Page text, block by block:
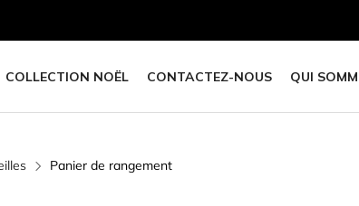
COLLECTION NOËL CONTACTEZ-NOUS QUI
Panier de rangement